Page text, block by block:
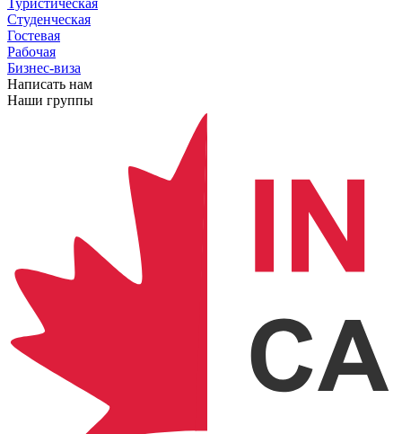
Туристическая
Студенческая
Гостевая
Рабочая
Бизнес-виза
Написать нам
Наши группы